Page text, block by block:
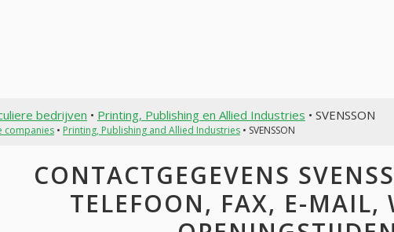
bedrijven • Printing, Publishing en Allied Industries • SVENSSON
companies• Printing, Publishing and Allied Industries• SVENSSON
CONTACTGEGEVENS
TELEFOON, FAX, E-MAIL,